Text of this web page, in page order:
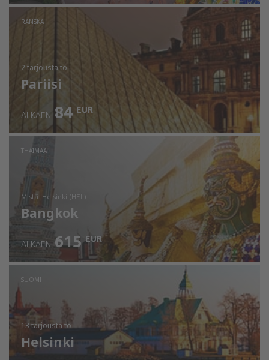
Tarkista tiedot
RANSKA
2 tarjousta to
Pariisi
ALKAEN 84 EUR
THAIMAA
mistä: Helsinki (HEL)
Bangkok
Tarkista tiedot
ALKAEN 615 EUR
SUOMI
13 tarjousta to
Helsinki